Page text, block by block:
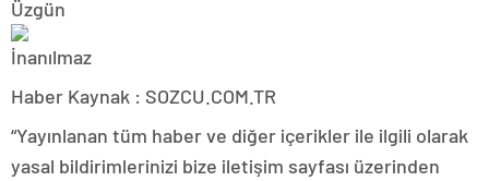
Haber Kaynak : SOZCU.COM.TR
“Yayınlanan tüm haber ve diğer içerikler ile ilgili olarak
yasal bildirimlerinizi bize iletişim sayfası üzerinden